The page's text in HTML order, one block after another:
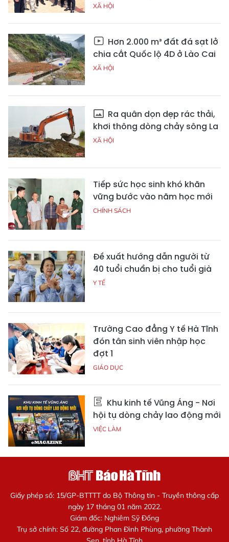
XÃ HỘI
Hơn 2.000 m³ đất đá sạt lở
chia cắt Quốc lộ 4D ở Lào Cai
XÃ HỘI
Ra quân dọn dẹp rác thải,
khơi thông dòng chảy sông La
XÃ HỘI
Tiếp sức học sinh khó khăn
vững bước vào năm học mới
CHÍNH SÁCH
Đề xuất hướng dẫn người từ
40 tuổi chuẩn bị cho tuổi già
Y TẾ
Trường Cao đẳng Y tế Hà Tĩnh
đón tân sinh viên nhập học
đợt 1
GIÁO DỤC
Khu kinh tế Vũng Áng - Nơi
hội tụ dòng chảy lao động mới
VIỆC LÀM
Giấy phép số: 15/GP-BTTTT do Bộ Thông tin - Truyền thông cấp
ngày 17 tháng 01 năm 2022.
Giám đốc: Nghiêm Sỹ Đống
Trụ sở chính: Số 22, đường Phan Đình Phùng, phường Thành